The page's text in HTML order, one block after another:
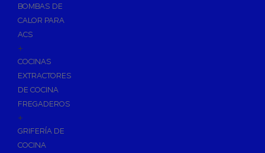
BOMBAS DE
CALOR PARA
ACS
+
COCINAS
EXTRACTORES
DE COCINA
FREGADEROS
+
GRIFERÍA DE
COCINA